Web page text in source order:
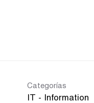
Categorías
IT - Information